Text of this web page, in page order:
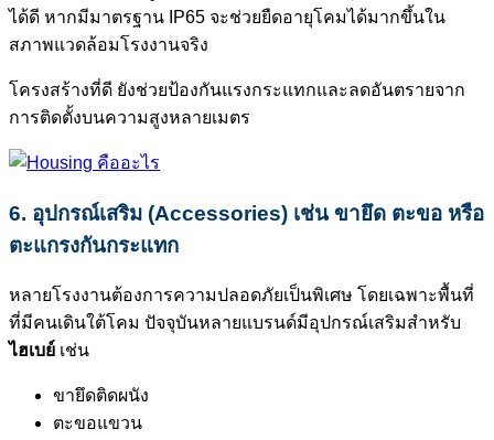
ได้ดี หากมีมาตรฐาน IP65 จะช่วยยืดอายุโคมได้มากขึ้นใน
สภาพแวดล้อมโรงงานจริง
โครงสร้างที่ดี ยังช่วยป้องกันแรงกระแทกและลดอันตรายจาก
การติดตั้งบนความสูงหลายเมตร
6. อุปกรณ์เสริม (Accessories) เช่น ขายึด ตะขอ หรือ
ตะแกรงกันกระแทก
หลายโรงงานต้องการความปลอดภัยเป็นพิเศษ โดยเฉพาะพื้นที่
ที่มีคนเดินใต้โคม ปัจจุบันหลายแบรนด์มีอุปกรณ์เสริมสำหรับ
ไฮเบย์ เช่น
ขายึดติดผนัง
ตะขอแขวน